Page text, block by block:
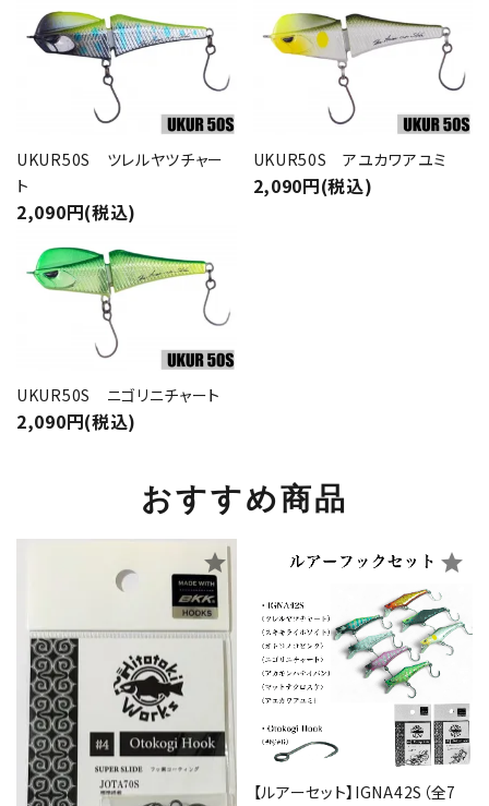
UKUR50S ツレルヤツチャー
ト
2,090円(税込)
UKUR50S アユカワアユミ
2,090円(税込)
UKUR50S ニゴリニチャート
2,090円(税込)
おすすめ商品
star
【ルアーセット】IGNA42S（全7
star